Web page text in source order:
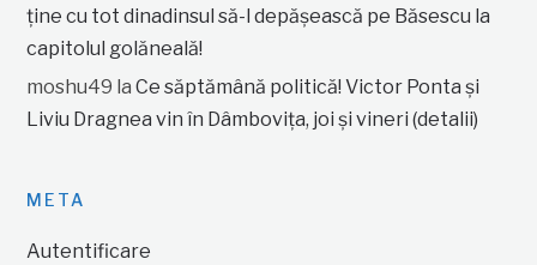
ține cu tot dinadinsul să-l depășească pe Băsescu la
capitolul golăneală!
moshu49 laCe săptămână politică! Victor Ponta și
Liviu Dragnea vin în Dâmbovița, joi și vineri (detalii)
META
Autentificare